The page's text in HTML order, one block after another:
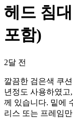
헤드 침
포함)
2달 전
깔끔한 검은색 쿠
년정도 사용하였
께 있습니다. 밑에
리스 또는 프레임